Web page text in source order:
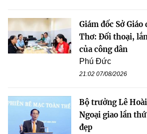
Giám đốc Sở Giáo
Thơ: Đối thoại,
của công dân
Phú Đức
21:02 07/08/2026
Bộ trưởng Lê
Ngoại giao lần
đẹp